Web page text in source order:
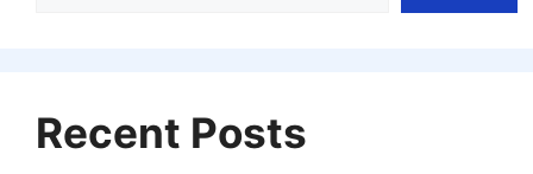
Recent Posts